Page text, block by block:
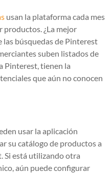
usan la plataforma cada mes
productos. ¿La mejor
las búsquedas de Pinterest
suben listados de
Pinterest, tienen la
que aún no conocen
usar la aplicación
su catálogo de productos a
Si está utilizando otra
aún puede configurar